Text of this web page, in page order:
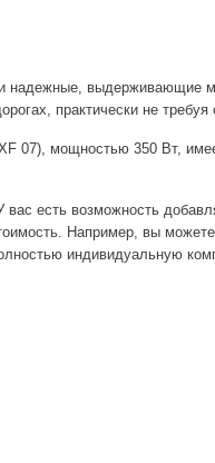
и надежные, выдерживающие
практически не
07), мощностью 350 Вт,
вас есть возможность
Например, вы
индивидуальную